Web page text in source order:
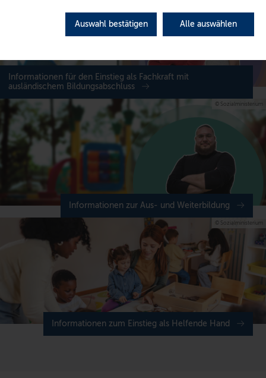
Auswahl bestätigen Alle auswählen
Informationen für den Einstieg als Fachkraft mit
ausländischem Bildungsabschluss
© Sozialministerium
Informationen zur Aus- und Weiterbildung
© Sozialministerium
Informationen zum Einstieg als Helfende Hand